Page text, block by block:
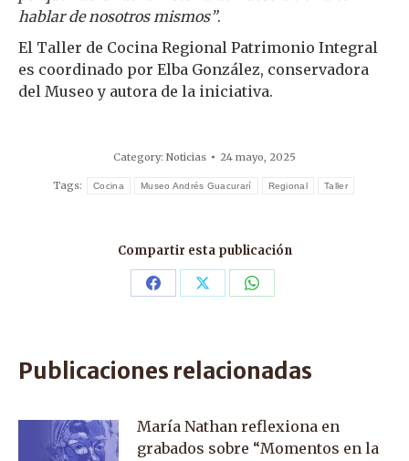
hablar de nosotros mismos”.
El Taller de Cocina Regional Patrimonio Integral
es coordinado por Elba González, conservadora
del Museo y autora de la iniciativa.
Category: Noticias 24 mayo, 2025
Tags: Cocina Museo Andrés Guacurarí Regional Taller
Compartir esta publicación
Share Share Share
Publicaciones relacionadas
María Nathan reflexiona en
grabados sobre “Momentos en la